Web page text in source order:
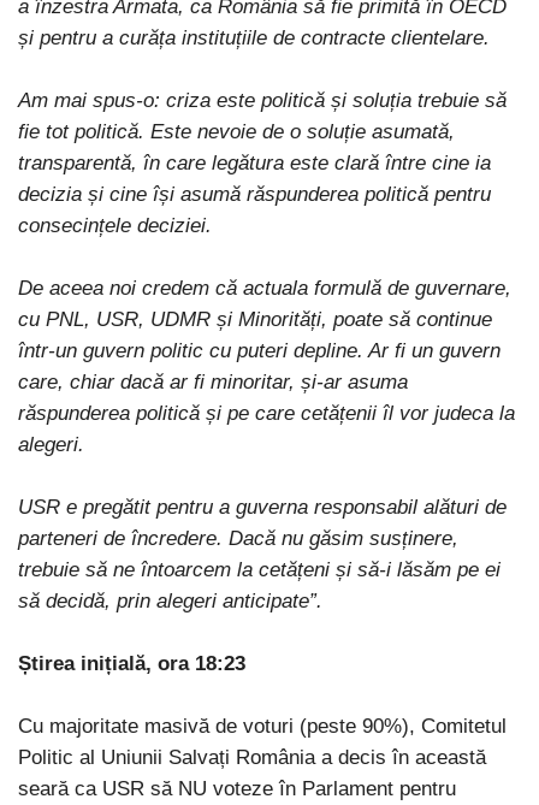
a înzestra Armata, ca România să fie primită în OECD
și pentru a curăța instituțiile de contracte clientelare.
Am mai spus-o: criza este politică și soluția trebuie să
fie tot politică. Este nevoie de o soluție asumată,
transparentă, în care legătura este clară între cine ia
decizia și cine își asumă răspunderea politică pentru
consecințele deciziei.
De aceea noi credem că actuala formulă de guvernare,
cu PNL, USR, UDMR și Minorități, poate să continue
într-un guvern politic cu puteri depline. Ar fi un guvern
care, chiar dacă ar fi minoritar, și-ar asuma
răspunderea politică și pe care cetățenii îl vor judeca la
alegeri.
USR e pregătit pentru a guverna responsabil alături de
parteneri de încredere. Dacă nu găsim susținere,
trebuie să ne întoarcem la cetățeni și să-i lăsăm pe ei
să decidă, prin alegeri anticipate”.
Știrea inițială, ora 18:23
Cu majoritate masivă de voturi (peste 90%), Comitetul
Politic al Uniunii Salvați România a decis în această
seară ca USR să NU voteze în Parlament pentru